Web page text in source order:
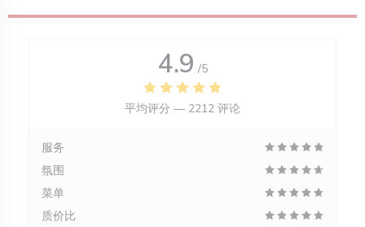
4.9 /5
平均评分 — 2212 评论
服务
氛围
菜单
质价比